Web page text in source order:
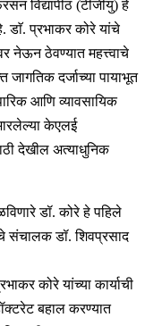
विद्यापीठ (टीजीयु) हे
डाॅ. प्रभाकर कोरे यांचे
नेऊन ठेवण्यात महत्त्वाचे
दर्जाच्या पायाभूत
आणि व्यावसायिक
केएलई
देखील अत्याधुनिक
डॉ. कोरे हे पहिले
संचालक डॉ. शिवप्रसाद
कोरे यांच्या कार्याची
बहाल करण्यात